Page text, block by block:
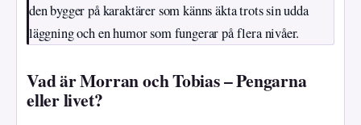
den bygger på karaktärer som känns äkta trots sin udda
läggning och en humor som fungerar på flera nivåer.
Vad är Morran och Tobias – Pengarna
eller livet?